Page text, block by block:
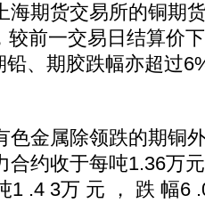
期货交易所的铜期
较前一交易日结算价
、期胶跌幅亦超过
金属除领跌的期铜
合约收于每吨1.36万
1 .4 3万 元 ， 跌 幅6